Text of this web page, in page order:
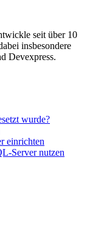
seit über 10
insbesondere
Devexpress.
wurde?
einrichten
Server nutzen